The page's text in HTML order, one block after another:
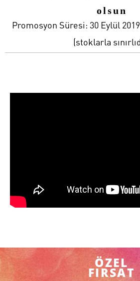
olsun
Promosyon Süresi: 30 Eylül
(stoklarla
ÖZEL
FIRSAT